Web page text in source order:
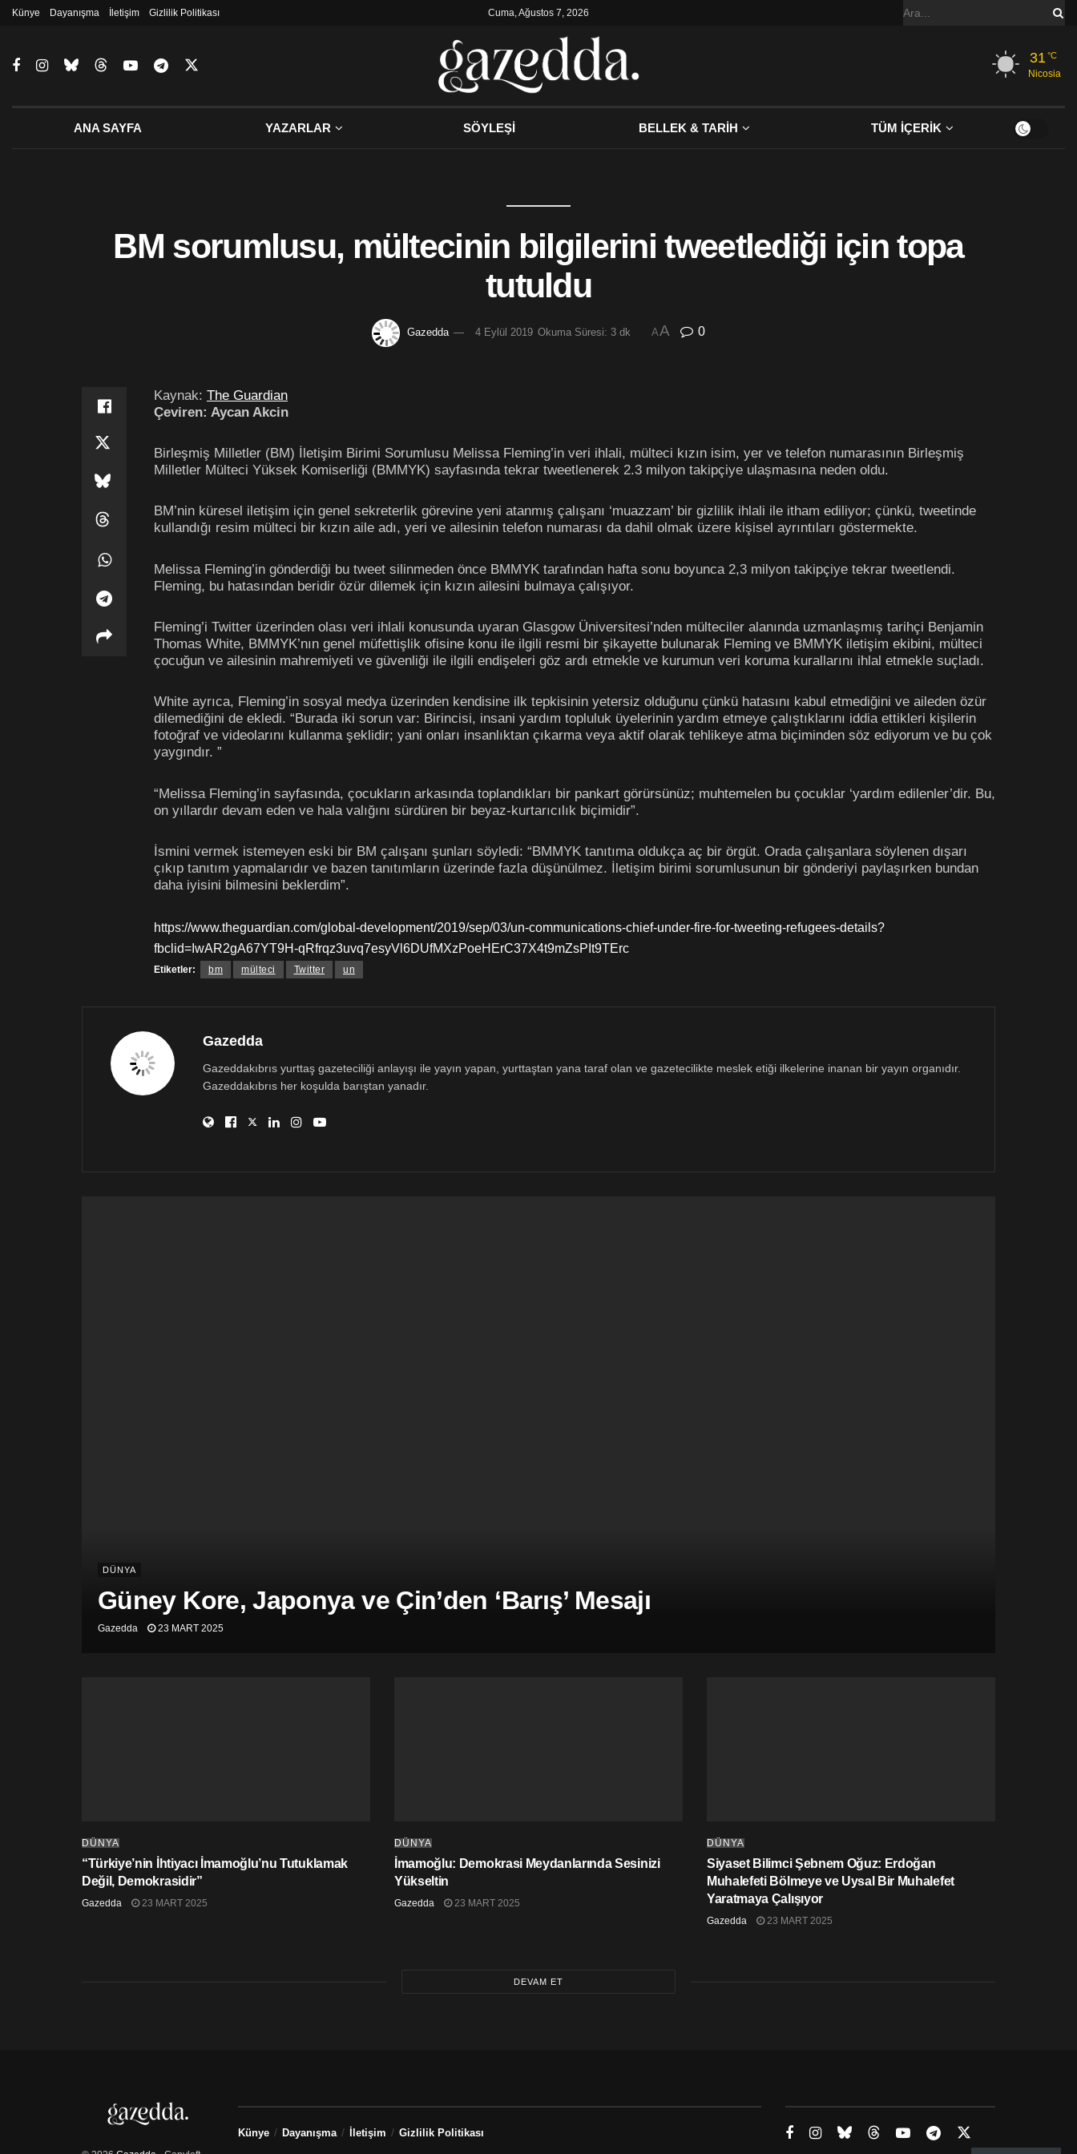
Künye Dayanışma İletişim Gizlilik Politikası Cuma, Ağustos 7, 2026
31 °C
Nicosia
ANA SAYFA YAZARLAR SÖYLEŞİ BELLEK & TARİH TÜM İÇERİK
BM sorumlusu, mültecinin bilgilerini tweetlediği için topa
tutuldu
Gazedda 4 Eylül 2019 Okuma Süresi: 3 dk AA 0
Kaynak: The Guardian
Çeviren: Aycan Akcin
Birleşmiş Milletler (BM) İletişim Birimi Sorumlusu Melissa Fleming’in veri ihlali, mülteci kızın isim, yer ve telefon numarasının Birleşmiş
Milletler Mülteci Yüksek Komiserliği (BMMYK) sayfasında tekrar tweetlenerek 2.3 milyon takipçiye ulaşmasına neden oldu.
BM’nin küresel iletişim için genel sekreterlik görevine yeni atanmış çalışanı ‘muazzam’ bir gizlilik ihlali ile itham ediliyor; çünkü, tweetinde
kullandığı resim mülteci bir kızın aile adı, yeri ve ailesinin telefon numarası da dahil olmak üzere kişisel ayrıntıları göstermekte.
Melissa Fleming’in gönderdiği bu tweet silinmeden önce BMMYK tarafından hafta sonu boyunca 2,3 milyon takipçiye tekrar tweetlendi.
Fleming, bu hatasından beridir özür dilemek için kızın ailesini bulmaya çalışıyor.
Fleming’i Twitter üzerinden olası veri ihlali konusunda uyaran Glasgow Üniversitesi’nden mülteciler alanında uzmanlaşmış tarihçi Benjamin
Thomas White, BMMYK’nın genel müfettişlik ofisine konu ile ilgili resmi bir şikayette bulunarak Fleming ve BMMYK iletişim ekibini, mülteci
çocuğun ve ailesinin mahremiyeti ve güvenliği ile ilgili endişeleri göz ardı etmekle ve kurumun veri koruma kurallarını ihlal etmekle suçladı.
White ayrıca, Fleming’in sosyal medya üzerinden kendisine ilk tepkisinin yetersiz olduğunu çünkü hatasını kabul etmediğini ve aileden özür
dilemediğini de ekledi. “Burada iki sorun var: Birincisi, insani yardım topluluk üyelerinin yardım etmeye çalıştıklarını iddia ettikleri kişilerin
fotoğraf ve videolarını kullanma şeklidir; yani onları insanlıktan çıkarma veya aktif olarak tehlikeye atma biçiminden söz ediyorum ve bu çok
yaygındır. ”
“Melissa Fleming’in sayfasında, çocukların arkasında toplandıkları bir pankart görürsünüz; muhtemelen bu çocuklar ‘yardım edilenler’dir. Bu,
on yıllardır devam eden ve hala valığını sürdüren bir beyaz-kurtarıcılık biçimidir”.
İsmini vermek istemeyen eski bir BM çalışanı şunları söyledi: “BMMYK tanıtıma oldukça aç bir örgüt. Orada çalışanlara söylenen dışarı
çıkıp tanıtım yapmalarıdır ve bazen tanıtımların üzerinde fazla düşünülmez. İletişim birimi sorumlusunun bir gönderiyi paylaşırken bundan
daha iyisini bilmesini beklerdim”.
https://www.theguardian.com/global-development/2019/sep/03/un-communications-chief-under-fire-for-tweeting-refugees-details?
fbclid=IwAR2gA67YT9H-qRfrqz3uvq7esyVl6DUfMXzPoeHErC37X4t9mZsPIt9TErc
Etiketler: bm mülteci Twitter un
Gazedda
Gazeddakıbrıs yurttaş gazeteciliği anlayışı ile yayın yapan, yurttaştan yana taraf olan ve gazetecilikte meslek etiği ilkelerine inanan bir yayın organıdır.
Gazeddakıbrıs her koşulda barıştan yanadır.
DÜNYA
Güney Kore, Japonya ve Çin’den ‘Barış’ Mesajı
Gazedda 23 MART 2025
DÜNYA
“Türkiye’nin İhtiyacı İmamoğlu’nu Tutuklamak
Değil, Demokrasidir”
Gazedda 23 MART 2025
DÜNYA
İmamoğlu: Demokrasi Meydanlarında Sesinizi
Yükseltin
Gazedda 23 MART 2025
DÜNYA
Siyaset Bilimci Şebnem Oğuz: Erdoğan
Muhalefeti Bölmeye ve Uysal Bir Muhalefet
Yaratmaya Çalışıyor
Gazedda 23 MART 2025
DEVAM ET
Künye Dayanışma İletişim Gizlilik Politikası